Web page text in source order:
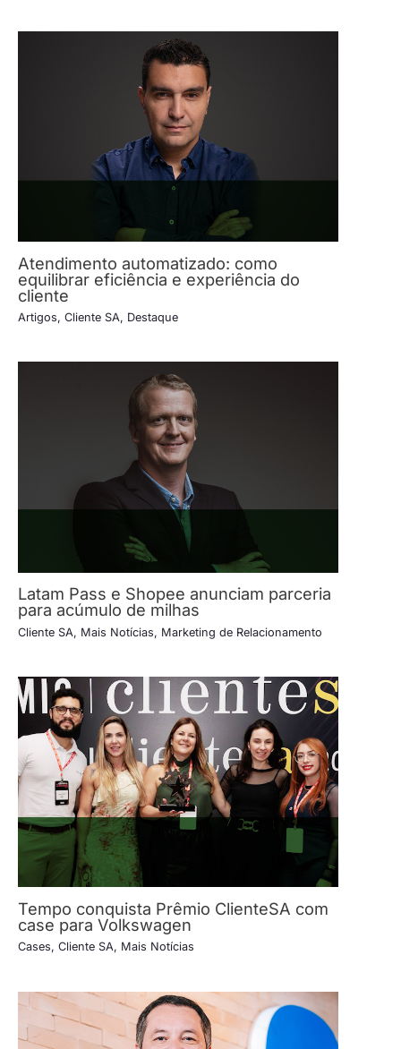
Atendimento automatizado: como
equilibrar eficiência e experiência do
cliente
Artigos, Cliente SA, Destaque
Latam Pass e Shopee anunciam parceria
para acúmulo de milhas
Cliente SA, Mais Notícias, Marketing de Relacionamento
Tempo conquista Prêmio ClienteSA com
case para Volkswagen
Cases, Cliente SA, Mais Notícias